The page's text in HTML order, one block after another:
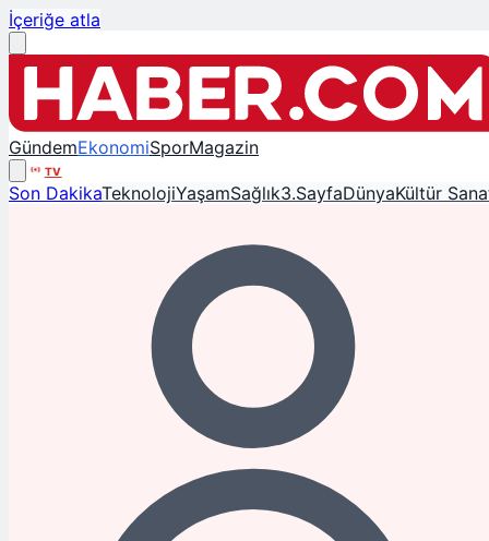
İçeriğe atla
GündemEkonomiSporMagazin
TV
Son DakikaTeknolojiYaşamSağlık3.SayfaDünyaKültür